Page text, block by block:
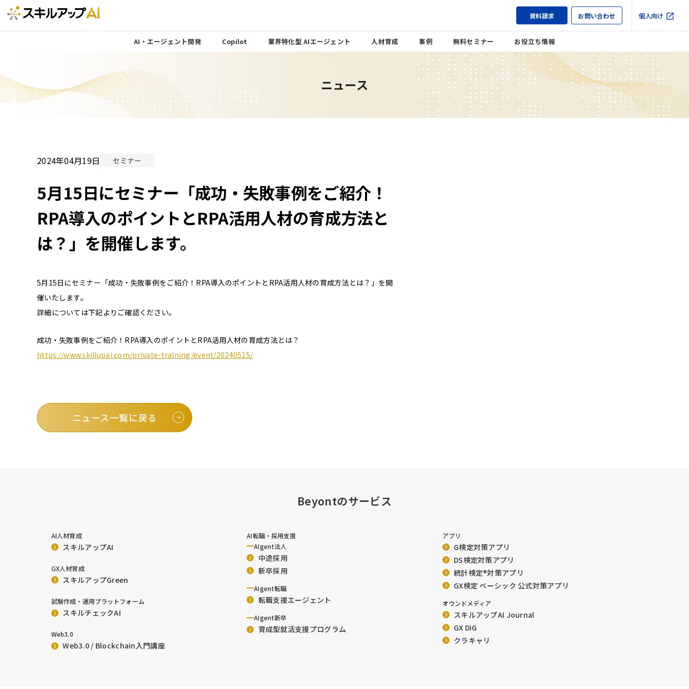
資料請求 お問い合わせ 個人向け
AI・エージェント開発 Copilot 業界特化型 AIエージェント 人材育成 事例 無料セミナー お役立ち情報
ニュース
2024年04月19日 セミナー
5月15日にセミナー「成功・失敗事例をご紹介！
RPA導入のポイントとRPA活用人材の育成方法と
は？」を開催します。
5月15日にセミナー「成功・失敗事例をご紹介！RPA導入のポイントとRPA活用人材の育成方法とは？」を開
催いたします。
詳細については下記よりご確認ください。
成功・失敗事例をご紹介！RPA導入のポイントとRPA活用人材の育成方法とは？
https://www.skillupai.com/private-training/event/20240515/
ニュース一覧に戻る
Beyontのサービス
AI人材育成
スキルアップAI
GX人材育成
スキルアップGreen
試験作成・運用プラットフォーム
スキルチェックAI
Web3.0
Web3.0 / Blockchain入門講座
AI転職・採用支援
AIgent法人
中途採用
新卒採用
AIgent転職
転職支援エージェント
AIgent新卒
育成型就活支援プログラム
アプリ
G検定対策アプリ
DS検定対策アプリ
統計検定®︎対策アプリ
GX検定 ベーシック 公式対策アプリ
オウンドメディア
スキルアップAI Journal
GX DiG
クラキャリ